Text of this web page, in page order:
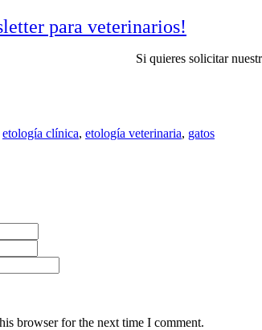
para veterinarios!
Si quieres solicitar
etología clínica, etología veterinaria, gatos
browser for the next time I comment.